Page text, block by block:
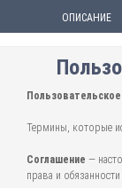
ОПИСАНИЕ
Термины, которые
Соглашение —
права и